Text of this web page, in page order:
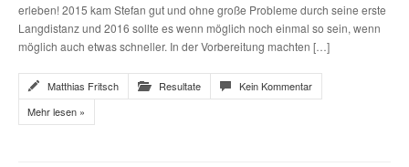
erleben! 2015 kam Stefan gut und ohne große Probleme durch seine erste
Langdistanz und 2016 sollte es wenn möglich noch einmal so sein, wenn
möglich auch etwas schneller. In der Vorbereitung machten […]
Matthias Fritsch Resultate
Kein Kommentar
Mehr lesen »